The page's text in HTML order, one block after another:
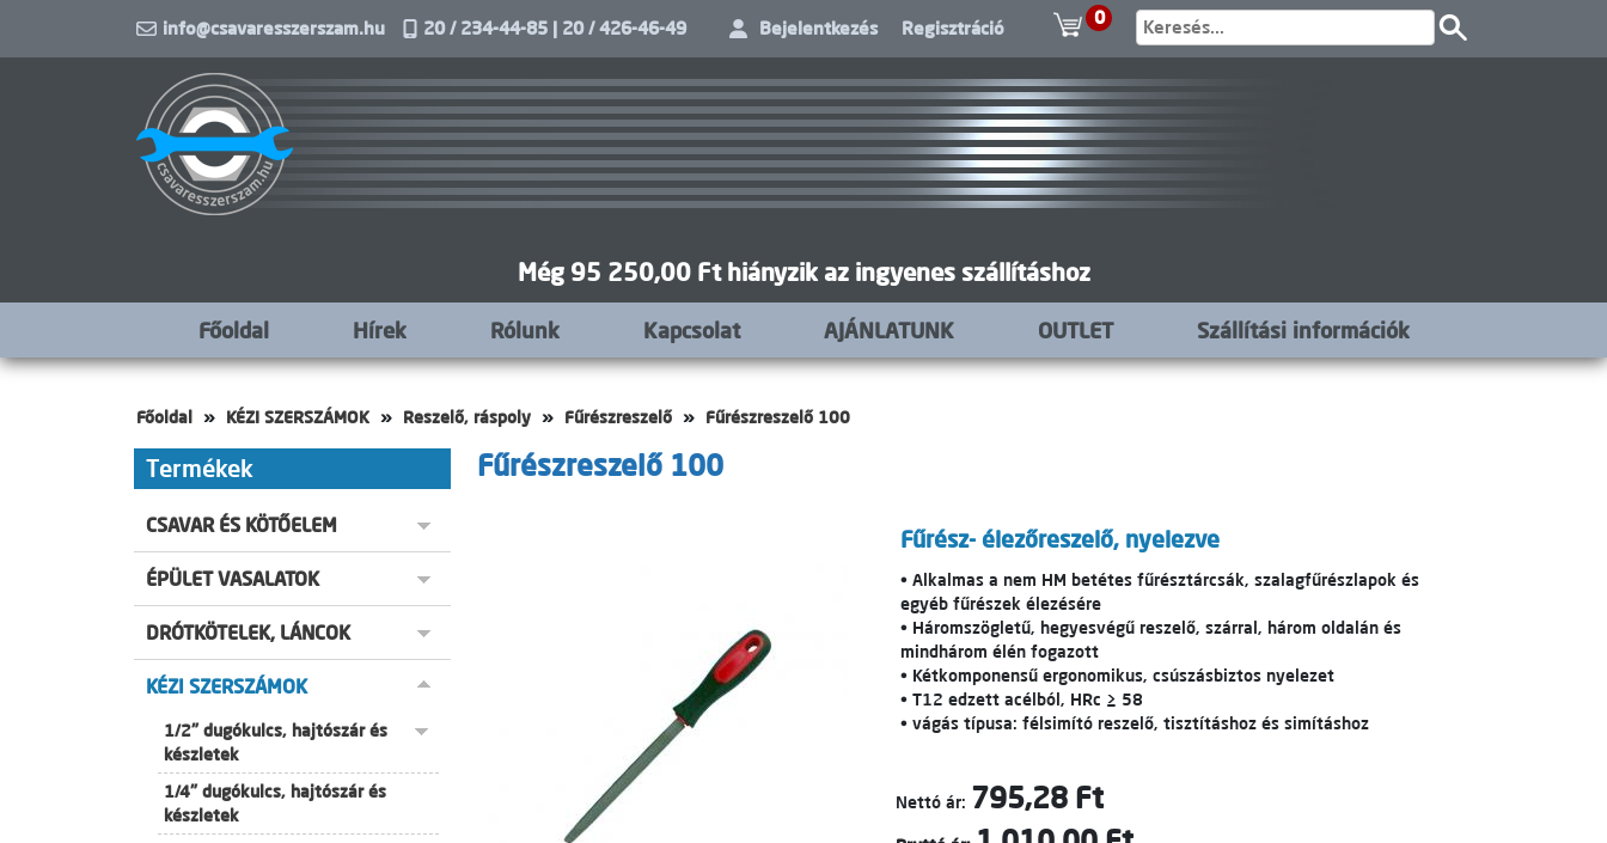
info@csavaresszerszam.hu 20 / 234-44-85 | 20 / 426-46-49 Bejelentkezés Regisztráció 0
Még 95 250,00 Ft hiányzik az ingyenes szállításhoz
Főoldal Hírek Rólunk Kapcsolat AJÁNLATUNK OUTLET Szállítási információk
Főoldal KÉZI SZERSZÁMOK Reszelő, ráspoly Fűrészreszelő Fűrészreszelő 100
Termékek
CSAVAR ÉS KÖTŐELEM
ÉPÜLET VASALATOK
DRÓTKÖTELEK, LÁNCOK
KÉZI SZERSZÁMOK
1/2" dugókulcs, hajtószár és
készletek
1/4" dugókulcs, hajtószár és
készletek
Fűrészreszelő 100
Fűrész- élezőreszelő, nyelezve
• Alkalmas a nem HM betétes fűrésztárcsák, szalagfűrészlapok és
egyéb fűrészek élezésére
• Háromszögletű, hegyesvégű reszelő, szárral, három oldalán és
mindhárom élén fogazott
• Kétkomponensű ergonomikus, csúszásbiztos nyelezet
• T12 edzett acélból, HRc ≥ 58
• vágás típusa: félsimító reszelő, tisztításhoz és simításhoz
Nettó ár: 795,28 Ft